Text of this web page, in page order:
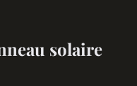
solaire